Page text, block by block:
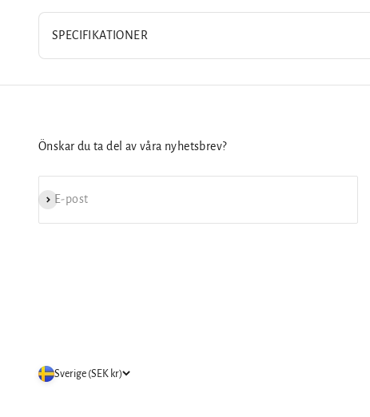
SPECIFIKATIONER
Önskar du ta del av våra nyhetsbrev?
E-post
Prenumerera
Sverige (SEK kr)